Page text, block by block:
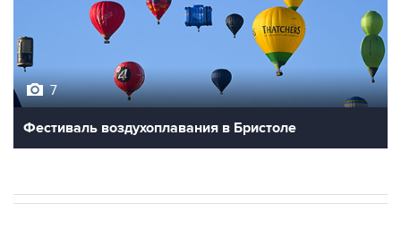
Фестиваль воздухоплавания в Бристоле